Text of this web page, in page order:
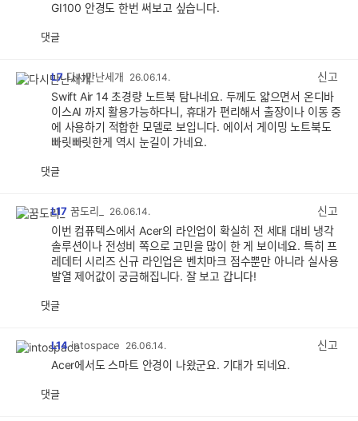
GI100 안경도 한번 써보고 싶습니다.
댓글
L7 다시만난세개 26.06.14.
신고
Swift Air 14 초경량 노트북 탐나네요. 두께도 얇으면서 온디바
이스AI 까지 활용가능하다니, 휴대가 편리해서 출장이나 이동 중
에 사용하기 적합한 모델로 보입니다. 에이서 게이밍 노트북도
빠릿빠릿한게 역시 눈길이 가네요.
댓글
L17 꿈도리_ 26.06.14.
신고
이번 컴퓨텍스에서 Acer의 라인업이 확실히 전 세대 대비 냉각
솔루션이나 전성비 쪽으로 고민을 많이 한 게 보이네요. 특히 프
레데터 시리즈 신규 라인업은 벤치마크 점수뿐만 아니라 실사용
발열 제어값이 궁금해집니다. 잘 보고 갑니다!
댓글
L14 intospace 26.06.14.
신고
Acer에서도 스마트 안경이 나왔군요. 기대가 되네요.
댓글